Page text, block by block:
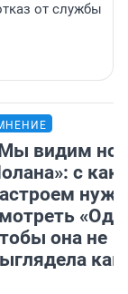
от службы
видим
с
она не
как